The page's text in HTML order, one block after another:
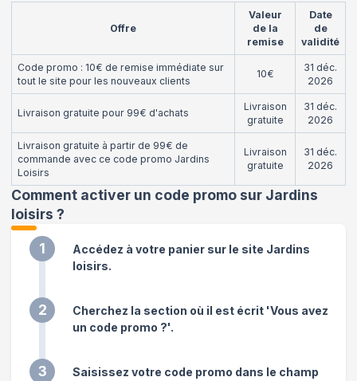
Offre
Valeur
de la
remise
Date
de
validité
Code promo : 10€ de remise immédiate sur
tout le site pour les nouveaux clients
10€
31 déc.
2026
Livraison gratuite pour 99€ d'achats
Livraison
gratuite
31 déc.
2026
Livraison gratuite à partir de 99€ de
commande avec ce code promo Jardins
Loisirs
Livraison
gratuite
31 déc.
2026
Comment activer un code promo sur Jardins
loisirs ?
1
Accédez à votre panier sur le site Jardins
loisirs.
2
Cherchez la section où il est écrit 'Vous avez
un code promo ?'.
3
Saisissez votre code promo dans le champ